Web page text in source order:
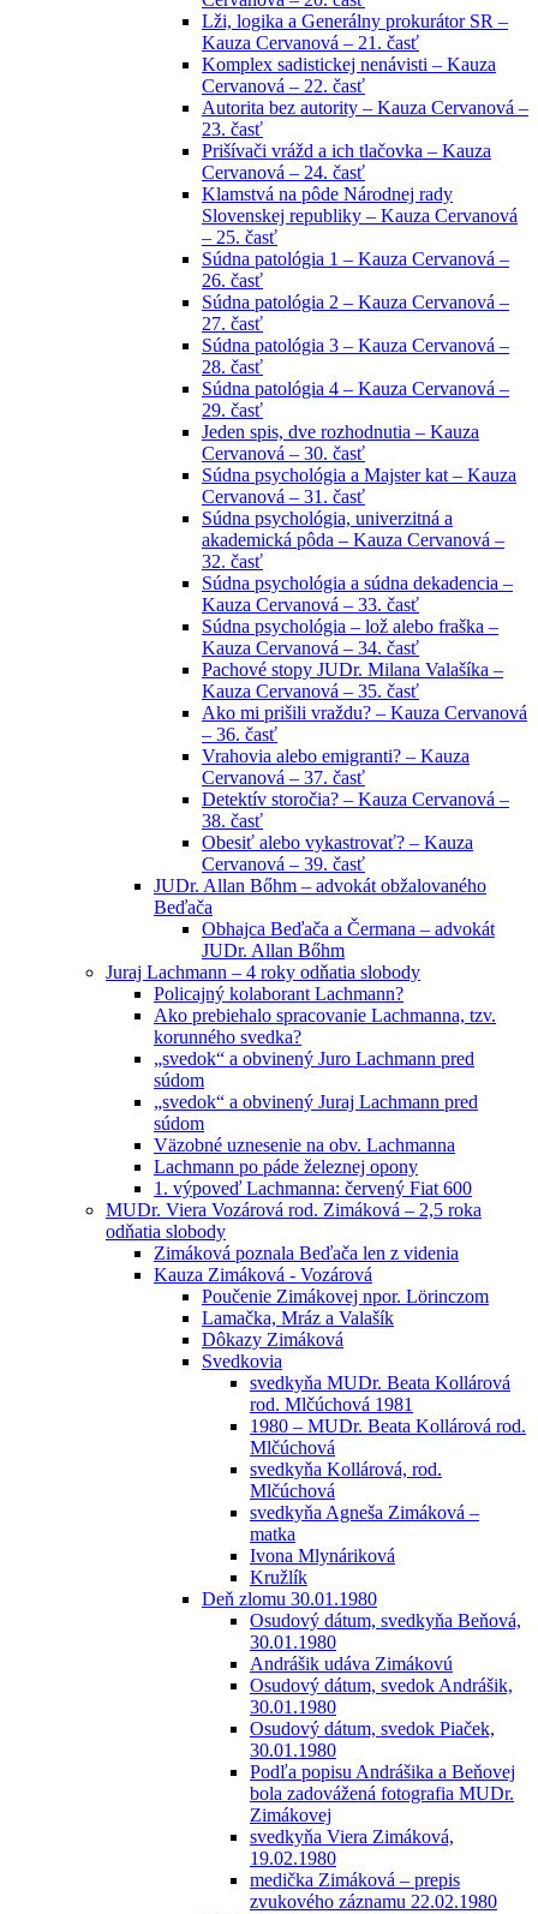
Lži, logika a Generálny prokurátor SR –
Kauza Cervanová – 21. časť
Komplex sadistickej nenávisti – Kauza
Cervanová – 22. časť
Autorita bez autority – Kauza Cervanová –
23. časť
Prišívači vrážd a ich tlačovka – Kauza
Cervanová – 24. časť
Klamstvá na pôde Národnej rady
Slovenskej republiky – Kauza Cervanová
– 25. časť
Súdna patológia 1 – Kauza Cervanová –
26. časť
Súdna patológia 2 – Kauza Cervanová –
27. časť
Súdna patológia 3 – Kauza Cervanová –
28. časť
Súdna patológia 4 – Kauza Cervanová –
29. časť
Jeden spis, dve rozhodnutia – Kauza
Cervanová – 30. časť
Súdna psychológia a Majster kat – Kauza
Cervanová – 31. časť
Súdna psychológia, univerzitná a
akademická pôda – Kauza Cervanová –
32. časť
Súdna psychológia a súdna dekadencia –
Kauza Cervanová – 33. časť
Súdna psychológia – lož alebo fraška –
Kauza Cervanová – 34. časť
Pachové stopy JUDr. Milana Valašíka –
Kauza Cervanová – 35. časť
Ako mi prišili vraždu? – Kauza Cervanová
– 36. časť
Vrahovia alebo emigranti? – Kauza
Cervanová – 37. časť
Detektív storočia? – Kauza Cervanová –
38. časť
Obesiť alebo vykastrovať? – Kauza
Cervanová – 39. časť
JUDr. Allan Bőhm – advokát obžalovaného
Beďača
Obhajca Beďača a Čermana – advokát
JUDr. Allan Bőhm
Juraj Lachmann – 4 roky odňatia slobody
Policajný kolaborant Lachmann?
Ako prebiehalo spracovanie Lachmanna, tzv.
korunného svedka?
„svedok“ a obvinený Juro Lachmann pred
súdom
„svedok“ a obvinený Juraj Lachmann pred
súdom
Väzobné uznesenie na obv. Lachmanna
Lachmann po páde železnej opony
1. výpoveď Lachmanna: červený Fiat 600
MUDr. Viera Vozárová rod. Zimáková – 2,5 roka
odňatia slobody
Zimáková poznala Beďača len z videnia
Kauza Zimáková - Vozárová
Poučenie Zimákovej npor. Lörinczom
Lamačka, Mráz a Valašík
Dôkazy Zimáková
Svedkovia
svedkyňa MUDr. Beata Kollárová
rod. Mlčúchová 1981
1980 – MUDr. Beata Kollárová rod.
Mlčúchová
svedkyňa Kollárová, rod.
Mlčúchová
svedkyňa Agneša Zimáková –
matka
Ivona Mlynáriková
Kružlík
Deň zlomu 30.01.1980
Osudový dátum, svedkyňa Beňová,
30.01.1980
Andrášik udáva Zimákovú
Osudový dátum, svedok Andrášik,
30.01.1980
Osudový dátum, svedok Piaček,
30.01.1980
Podľa popisu Andrášika a Beňovej
bola zadovážená fotografia MUDr.
Zimákovej
svedkyňa Viera Zimáková,
19.02.1980
medička Zimáková – prepis
zvukového záznamu 22.02.1980